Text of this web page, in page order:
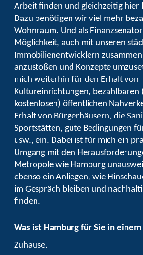
Arbeit finden und gleichzeitig hier
Dazu benötigen wir viel mehr
Wohnraum. Und als
Möglichkeit, auch mit unseren
Immobilienentwicklern
anzustoßen und Konzepte
mich weiterhin für den Erhalt von
Kultureinrichtungen, bezahlbaren
kostenlosen) öffentlichen
Erhalt von Bürgerhäusern, die
Sportstätten, gute Bedingungen
usw., ein. Dabei ist für mich ein
Umgang mit den
Metropole wie Hamburg
ebenso ein Anliegen, wie
im Gespräch bleiben und
finden.
Was ist Hamburg für Sie in einem
Zuhause.